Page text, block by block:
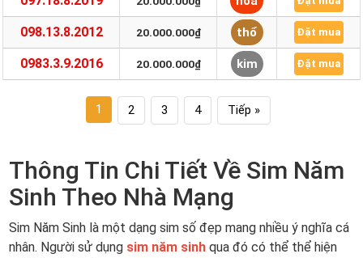
098.13.8.2012 20.000.000₫ thổ Đặt mua
0983.3.9.2016 20.000.000₫ kim Đặt mua
1 2 3 4 Tiếp »
Thông Tin Chi Tiết Về Sim Năm
Sinh Theo Nhà Mạng
Sim Năm Sinh là một dạng sim số đẹp mang nhiều ý nghĩa cá
nhân. Người sử dụng sim năm sinh qua đó có thể thể hiện